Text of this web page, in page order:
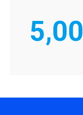
5,00